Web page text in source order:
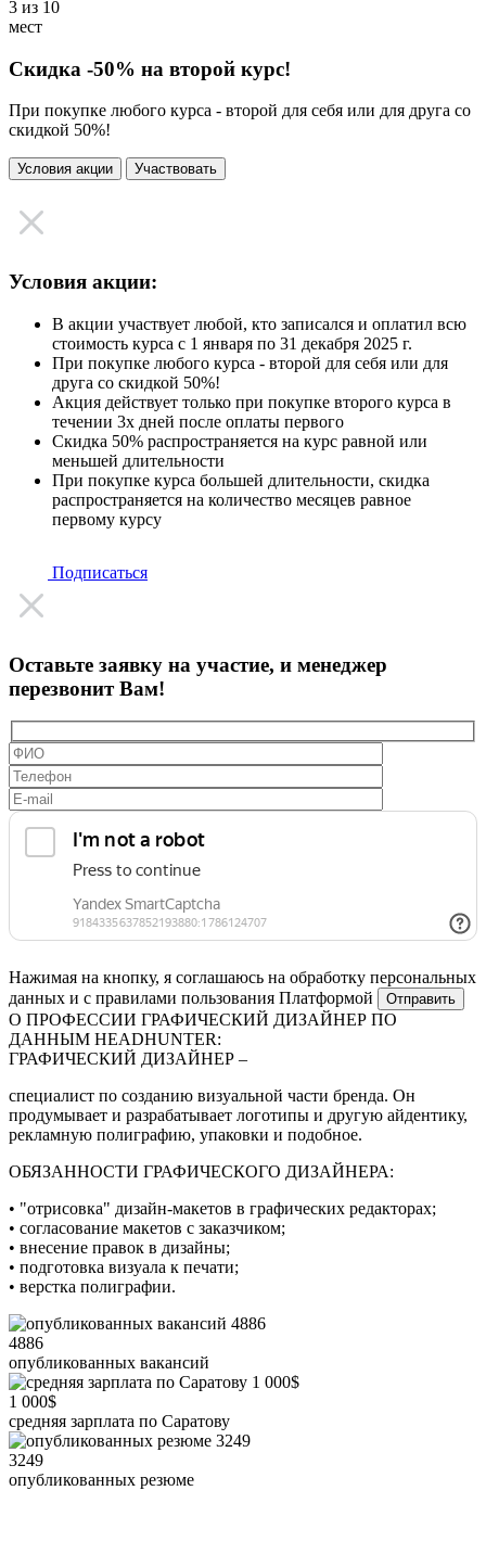
3 из 10
мест
Скидка -50% на второй курс!
При покупке любого курса - второй для себя или для друга со
скидкой 50%!
Условия акции Участвовать
Условия акции:
В акции участвует любой, кто записался и оплатил всю
стоимость курса с 1 января по 31 декабря 2025 г.
При покупке любого курса - второй для себя или для
друга со скидкой 50%!
Акция действует только при покупке второго курса в
течении 3х дней после оплаты первого
Скидка 50% распространяется на курс равной или
меньшей длительности
При покупке курса большей длительности, скидка
распространяется на количество месяцев равное
первому курсу
Подписаться
Оставьте заявку на участие, и менеджер
перезвонит Вам!
Нажимая на кнопку, я соглашаюсь на обработку персональных
данных и с правилами пользования Платформой
О ПРОФЕССИИ ГРАФИЧЕСКИЙ ДИЗАЙНЕР ПО
ДАННЫМ HEADHUNTER:
ГРАФИЧЕСКИЙ ДИЗАЙНЕР –
специалист по созданию визуальной части бренда. Он
продумывает и разрабатывает логотипы и другую айдентику,
рекламную полиграфию, упаковки и подобное.
ОБЯЗАННОСТИ ГРАФИЧЕСКОГО ДИЗАЙНЕРА:
• "отрисовка" дизайн-макетов в графических редакторах;
• согласование макетов с заказчиком;
• внесение правок в дизайны;
• подготовка визуала к печати;
• верстка полиграфии.
4886
опубликованных вакансий
1 000$
средняя зарплата по Саратову
3249
опубликованных резюме